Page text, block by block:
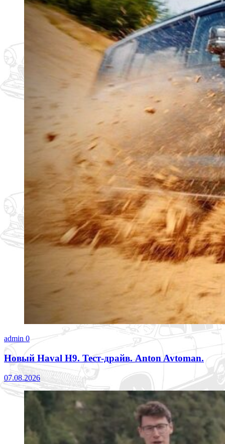
admin 0
Новый Haval H9. Тест-драйв. Anton Avtoman.
07.08.2026